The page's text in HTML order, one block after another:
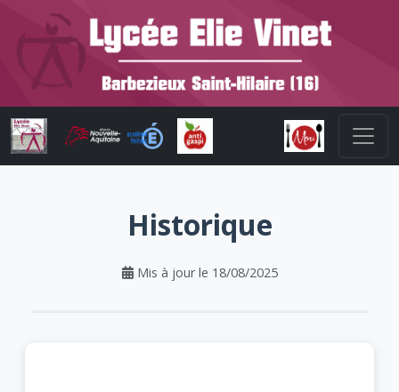
Historique
Mis à jour le 18/08/2025